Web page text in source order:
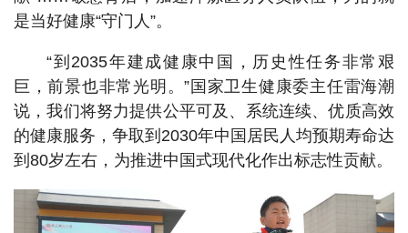
是当好健康“守门人”。
“到2035年建成健康中国，历史性任务非常艰
巨，前景也非常光明。”国家卫生健康委主任雷海潮
说，我们将努力提供公平可及、系统连续、优质高效
的健康服务，争取到2030年中国居民人均预期寿命达
到80岁左右，为推进中国式现代化作出标志性贡献。